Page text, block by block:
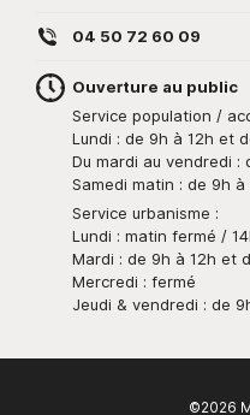
04 50 72 60 09
Ouverture au public
Service population /
Lundi : de 9h à 12h et
Du mardi au vendredi :
Samedi matin : de 9h à
Service urbanisme :
Lundi : matin fermé /
Mardi : de 9h à 12h et
Mercredi : fermé
Jeudi & vendredi : de
©2026